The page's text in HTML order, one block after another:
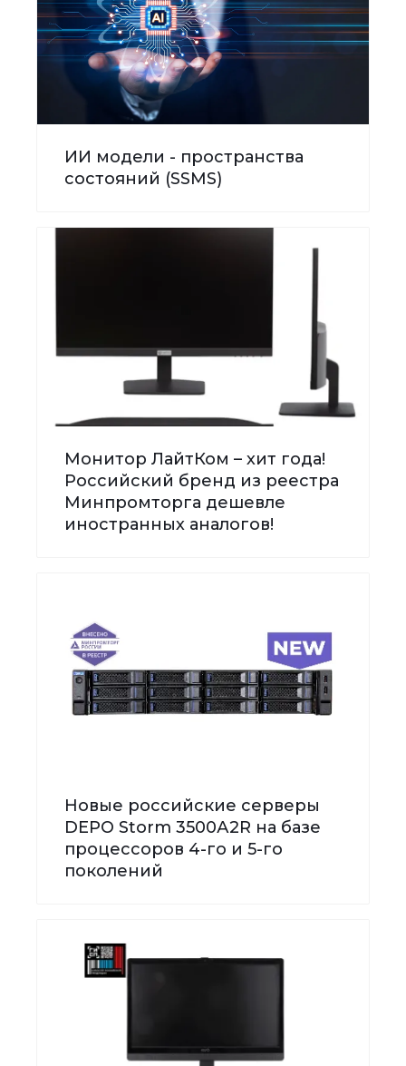
ИИ модели - пространства
состояний (SSMS)
Монитор ЛайтКом – хит года!
Российский бренд из реестра
Минпромторга дешевле
иностранных аналогов!
Новые российские серверы
DEPO Storm 3500А2R на базе
процессоров 4-го и 5-го
поколений